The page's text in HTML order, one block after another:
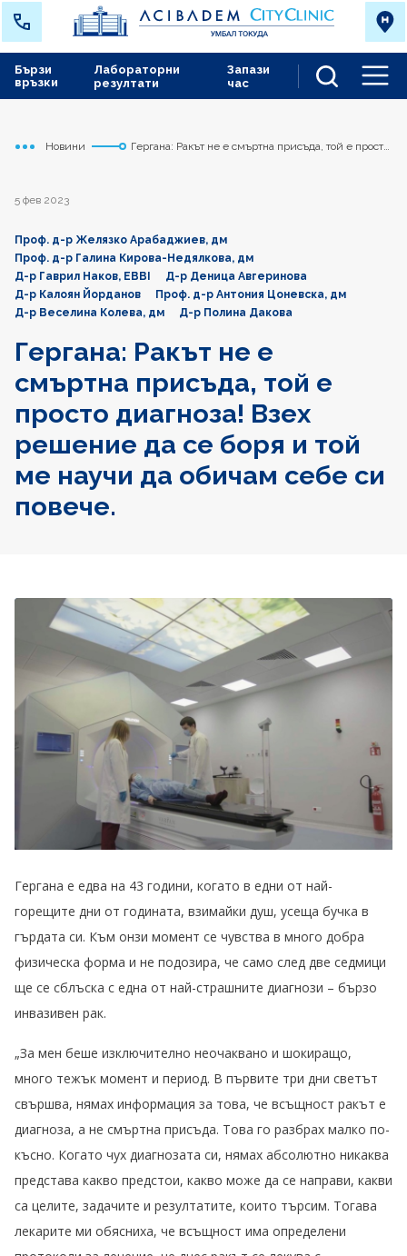
Лабораторни
резултати
Запази
час
Бързи
връзки
Начало
Токуда
Новини
Гергана: Ракът не е смъртна присъда, той е просто
5 фев 2023
Проф. д-р Желязко Арабаджиев, дм
Проф. д-р Галина Кирова-Недялкова, дм
Д-р Гаврил Наков, EBBI
Д-р Деница Авгеринова
Д-р Калоян Йорданов
Проф. д-р Антония Цоневска, дм
Д-р Веселина Колева, дм
Д-р Полина Дакова
Гергана: Ракът не е
смъртна присъда, той е
просто диагноза! Взех
решение да се боря и той
ме научи да обичам себе си
повече.
Гергана е едва на 43 години, когато в едни от най-
горещите дни от годината, взимайки душ, усеща бучка в
гърдата си. Към онзи момент се чувства в много добра
физическа форма и не подозира, че само след две седмици
ще се сблъска с една от най-страшните диагнози – бързо
инвазивен рак.
„За мен беше изключително неочаквано и шокиращо,
много тежък момент и период. В първите три дни светът
свършва, нямах информация за това, че всъщност ракът е
диагноза, а не смъртна присъда. Това го разбрах малко по-
късно. Когато чух диагнозата си, нямах абсолютно никаква
представа какво предстои, какво може да се направи, какви
са целите, задачите и резултатите, които търсим. Тогава
лекарите ми обясниха, че всъщност има определени